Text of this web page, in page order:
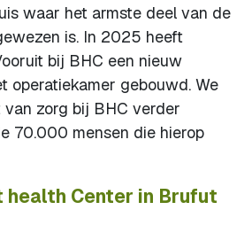
waar het armste deel van de
is. In 2025 heeft
bij BHC een nieuw
operatiekamer gebouwd. We
zorg bij BHC verder
70.000 mensen die hierop
health Center in Brufut